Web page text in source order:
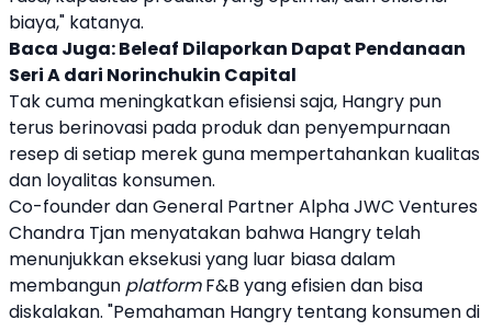
biaya," katanya.
Baca Juga:Beleaf Dilaporkan Dapat Pendanaan
Seri A dari Norinchukin Capital
Tak cuma meningkatkan efisiensi saja, Hangry pun
terus berinovasi pada produk dan penyempurnaan
resep di setiap merek guna mempertahankan kualitas
dan loyalitas konsumen.
Co-founder dan General PartnerAlpha JWC Ventures
Chandra Tjan menyatakan bahwa Hangry telah
menunjukkan eksekusi yang luar biasa dalam
membangun platformF&B yang efisien dan bisa
diskalakan. "Pemahaman Hangry tentang konsumen di